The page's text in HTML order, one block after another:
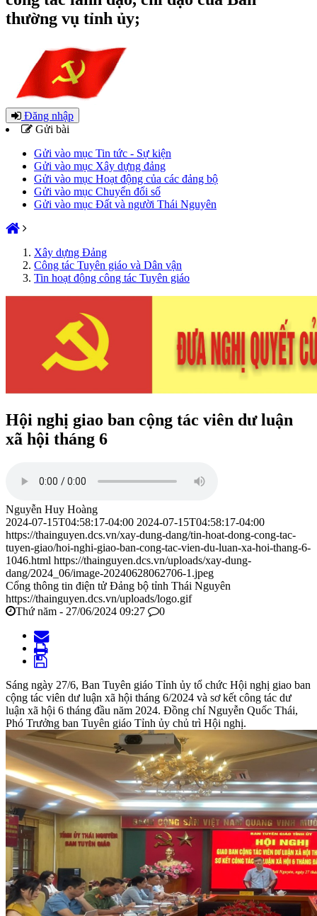
thường vụ tỉnh ủy;
Đăng nhập
Gửi bài
Gửi vào mục Tin tức - Sự kiện
Gửi vào mục Xây dựng đảng
Gửi vào mục Hoạt động của các đảng bộ
Gửi vào mục Chuyển đổi số
Gửi vào mục Đất và người Thái Nguyên
Xây dựng Đảng
Công tác Tuyên giáo và Dân vận
Tin hoạt động công tác Tuyên giáo
Hội nghị giao ban cộng tác viên dư luận
xã hội tháng 6
Nguyễn Huy Hoàng
2024-07-15T04:58:17-04:00 2024-07-15T04:58:17-04:00
https://thainguyen.dcs.vn/xay-dung-dang/tin-hoat-dong-cong-tac-
tuyen-giao/hoi-nghi-giao-ban-cong-tac-vien-du-luan-xa-hoi-thang-6-
1046.html https://thainguyen.dcs.vn/uploads/xay-dung-
dang/2024_06/image-20240628062706-1.jpeg
Cổng thông tin điện tử Đảng bộ tỉnh Thái Nguyên
https://thainguyen.dcs.vn/uploads/logo.gif
Thứ năm - 27/06/2024 09:27
0
Sáng ngày 27/6, Ban Tuyên giáo Tỉnh ủy tổ chức Hội nghị giao ban
cộng tác viên dư luận xã hội tháng 6/2024 và sơ kết công tác dư
luận xã hội 6 tháng đầu năm 2024. Đồng chí Nguyễn Quốc Thái,
Phó Trưởng ban Tuyên giáo Tỉnh ủy chủ trì Hội nghị.